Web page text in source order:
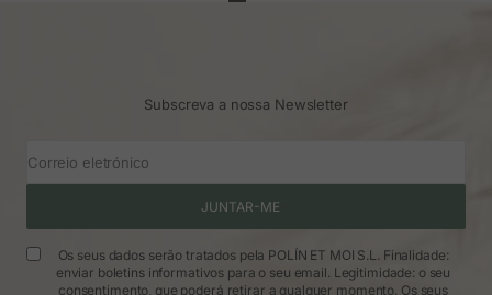
Subscreva a nossa Newsletter
Correio eletrónico
JUNTAR-ME
Os seus dados serão tratados pela POLÍN ET MOI S.L. Finalidade:
enviar boletins informativos para o seu email. Legitimidade: o seu
consentimento, que poderá retirar a qualquer momento. Os seus